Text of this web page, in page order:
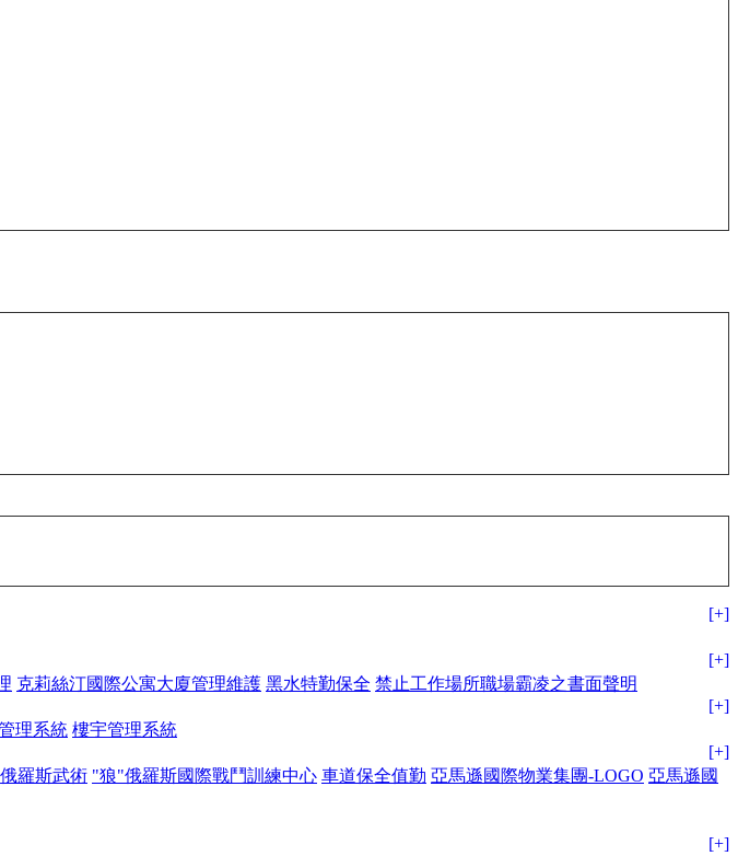
[+]
[+]
克莉絲汀國際公寓大廈管理維護 黑水特勤保全 禁止工作場所職場霸凌之書面聲明
[+]
理系統 樓宇管理系統
[+]
俄羅斯武術 "狼"俄羅斯國際戰鬥訓練中心 車道保全值勤 亞馬遜國際物業集團-LOGO 亞馬遜國
[+]